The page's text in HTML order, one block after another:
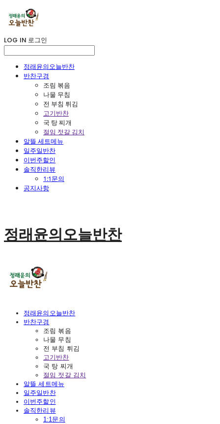
LOG IN 로그인
정래윤의오늘반찬
반찬구경
조림 볶음
나물 무침
전 부침 튀김
고기반찬
국 탕 찌개
절임 젓갈 김치
알뜰 세트메뉴
일주일반찬
이번주할인
솔직한리뷰
1:1문의
공지사항
정래윤의오늘반찬
정래윤의오늘반찬
반찬구경
조림 볶음
나물 무침
전 부침 튀김
고기반찬
국 탕 찌개
절임 젓갈 김치
알뜰 세트메뉴
일주일반찬
이번주할인
솔직한리뷰
1:1문의